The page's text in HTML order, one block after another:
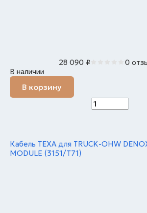
28 090 ₽
0
В наличии
В корзину
Кабель TEXA для TRUCK-OHW
MODULE (3151/T71)